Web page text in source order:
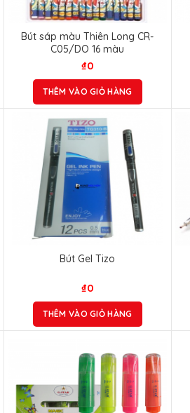
Bút sáp màu Thiên Long CR-
C05/DO 16 màu
₫0
THÊM VÀO GIỎ HÀNG
Bút Gel Tizo
₫0
THÊM VÀO GIỎ HÀNG